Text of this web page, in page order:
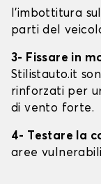
l'imbottitura
parti del
3- Fissare in
Stilistauto.it
rinforzati per
di vento forte.
4- Testare la
aree